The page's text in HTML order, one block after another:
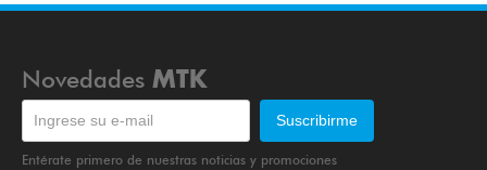
Novedades MTK
Entérate primero de nuestras noticias y promociones